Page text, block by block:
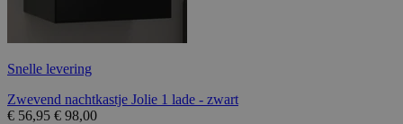
Snelle levering
Zwevend nachtkastje Jolie 1 lade - zwart
€ 56,95 € 98,00